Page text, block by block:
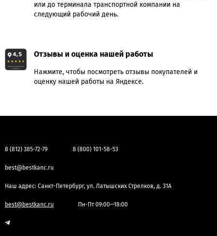
или до терминала транспортной компании на
следующий рабочий день.
Отзывы и оценка нашей работы
Нажмите, чтобы посмотреть отзывы покупателей и
оценку нашей работы на Яндексе.
8 (812) 385-72-79 8 (800) 101-58-53
best@bestkanc.ru
Наш адрес: Санкт-Петербург, ул. Латышских Стрелков, д. 31А
best@bestkanc.ru Пн-Пт 09:00—18:00